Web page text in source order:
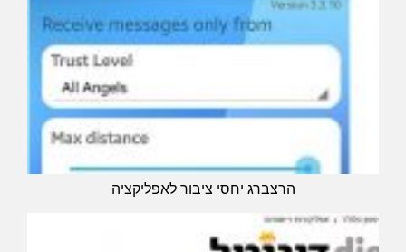
הרצברג יחסי ציבור לאפליקציה